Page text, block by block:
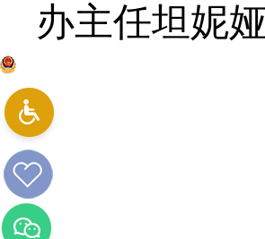
办主任坦妮娅